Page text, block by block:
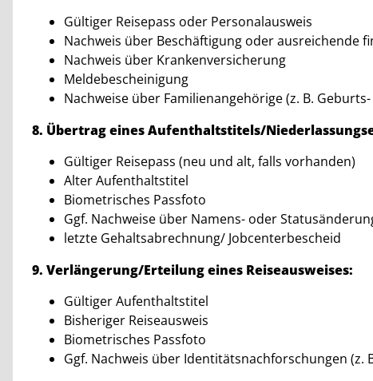
Gültiger Reisepass oder Personalausweis
Nachweis über Beschäftigung oder ausreichende
Nachweis über Krankenversicherung
Meldebescheinigung
Nachweise über Familienangehörige (z. B.
8. Übertrag eines Aufenthaltstitels/
Gültiger Reisepass (neu und alt, falls vorhanden)
Alter Aufenthaltstitel
Biometrisches Passfoto
Ggf. Nachweise über Namens- oder
letzte Gehaltsabrechnung/ Jobcenterbescheid
9. Verlängerung/Erteilung eines Reiseausweises:
Gültiger Aufenthaltstitel
Bisheriger Reiseausweis
Biometrisches Passfoto
Ggf. Nachweis über Identitätsnachforschungen (z.